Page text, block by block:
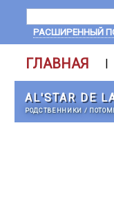
РАСШИРЕННЫЙ
ГЛАВНАЯ |
AL'STAR DE
РОДСТВЕННИКИ /